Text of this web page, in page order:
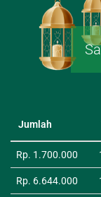
Jumlah
Rp. 1.700.000
Rp. 6.644.000